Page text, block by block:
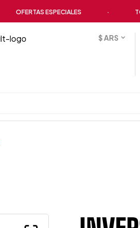
OFERTAS ESPECIALES
$ ARS